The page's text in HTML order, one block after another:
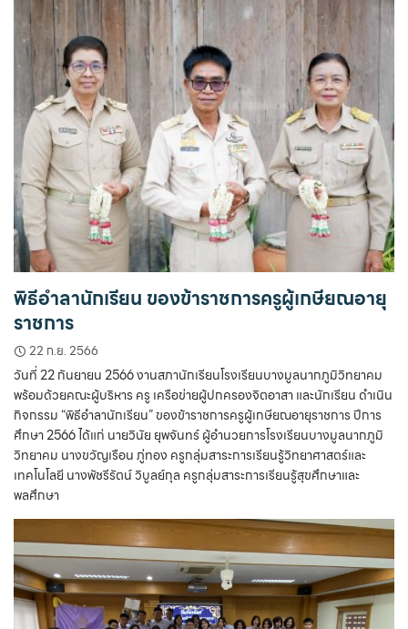
พิธีอำลานักเรียน ของข้าราชการครูผู้เกษียณอายุ
ราชการ
22 ก.ย. 2566
วันที่ 22 กันยายน 2566 งานสภานักเรียนโรงเรียนบางมูลนากภูมิวิทยาคม
พร้อมด้วยคณะผู้บริหาร ครู เครือข่ายผู้ปกครองจิตอาสา และนักเรียน ดำเนิน
กิจกรรม “พิธีอำลานักเรียน” ของข้าราชการครูผู้เกษียณอายุราชการ ปีการ
ศึกษา 2566 ได้แก่ นายวินัย ยุพจันทร์ ผู้อำนวยการโรงเรียนบางมูลนากภูมิ
วิทยาคม นางขวัญเรือน ภู่ทอง ครูกลุ่มสาระการเรียนรู้วิทยาศาสตร์และ
เทคโนโลยี นางพัชรีรัตน์ วิบูลย์กุล ครูกลุ่มสาระการเรียนรู้สุขศึกษาและ
พลศึกษา